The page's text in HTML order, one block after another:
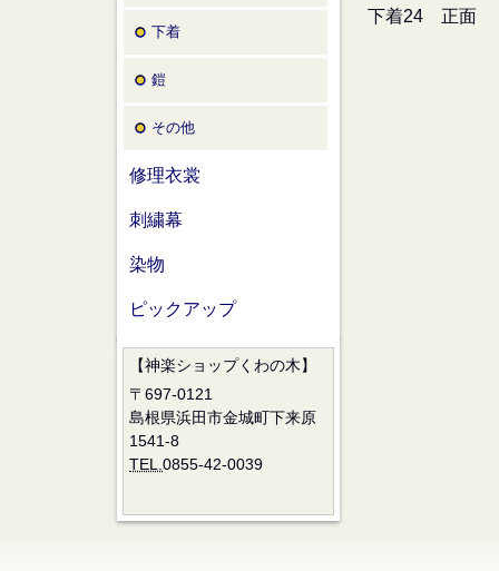
下着
鎧
その他
修理衣裳
刺繍幕
染物
ピックアップ
【神楽ショップくわの木】
〒697-0121
島根県浜田市金城町下来原
1541-8
TEL. 0855-42-0039
下着24 正面